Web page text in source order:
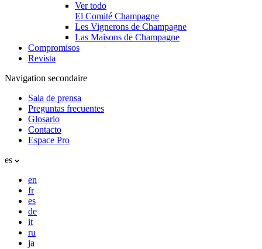
Ver todo
El Comité Champagne
Les Vignerons de Champagne
Las Maisons de Champagne
Compromisos
Revista
Navigation secondaire
Sala de prensa
Preguntas frecuentes
Glosario
Contacto
Espace Pro
es
en
fr
es
de
it
ru
ja